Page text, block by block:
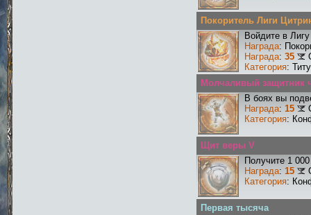
Покоритель Лиги
Войдите в
Награда:
Награда: 35
Категория:
Молчаливый защитник
В боях вы
Награда: 15
Категория:
Щит веры V
Получите 1
Награда: 15
Категория:
Первая тысяча